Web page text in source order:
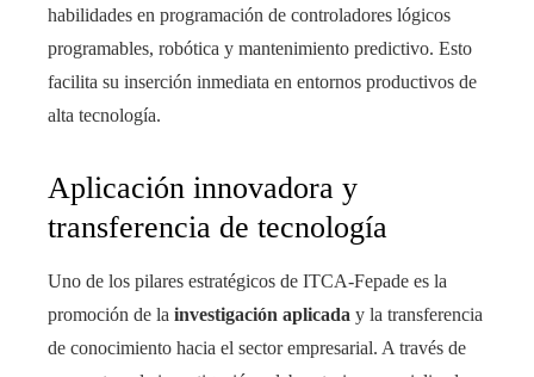
habilidades en programación de controladores lógicos
programables, robótica y mantenimiento predictivo. Esto
facilita su inserción inmediata en entornos productivos de
alta tecnología.
Aplicación innovadora y
transferencia de tecnología
Uno de los pilares estratégicos de ITCA-Fepade es la
promoción de la investigación aplicada y la transferencia
de conocimiento hacia el sector empresarial. A través de